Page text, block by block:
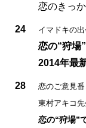
恋のきっ
24 イマドキの
恋の“狩場”
2014年最
28
恋のご意見番
東村アキコ先
恋の“狩場”